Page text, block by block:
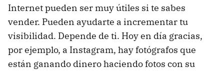
Internet pueden ser muy útiles si te sabes
vender. Pueden ayudarte a incrementar tu
visibilidad. Depende de ti. Hoy en día gracias,
por ejemplo, a Instagram, hay fotógrafos que
están ganando dinero haciendo fotos con su